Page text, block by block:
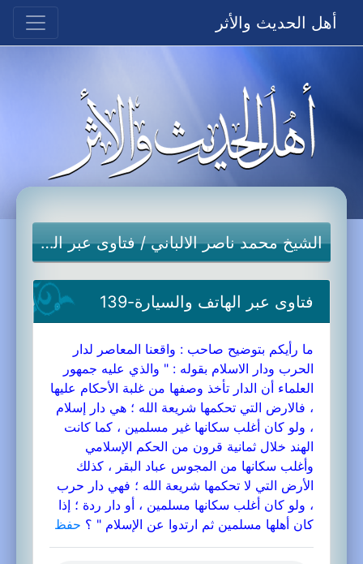
أهل الحديث والأثر
الشيخ محمد ناصر الالباني/فتاوى عبر الهاتف والسيارة
فتاوى عبر الهاتف والسيارة-139
ما رأيكم بتوضيح صاحب : واقعنا المعاصر لدار
الحرب ودار الاسلام بقوله : " والذي عليه جمهور
العلماء أن الدار تأخذ وصفها من غلبة الأحكام عليها
، فالارض التي تحكمها شريعة الله ؛ هي دار إسلام
، ولو كان أغلب سكانها غير مسلمين ، كما كانت
الهند خلال ثمانية قرون من الحكم الإسلامي
وأغلب سكانها من المجوس عباد البقر ، كذلك
الأرض التي لا تحكمها شريعة الله ؛ فهي دار حرب
، ولو كان أغلب سكانها مسلمين ، أو دار ردة ؛ إذا
كان أهلها مسلمين ثم ارتدوا عن الإسلام " ؟ حفظ